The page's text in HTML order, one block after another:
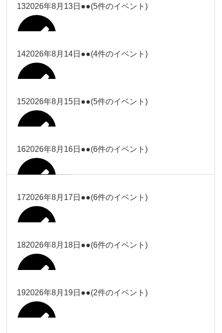
関谷
関谷（17-
19時）
関谷（17-19時）
院長
Close Close
2026年8月1日
関谷（17-
19時）
関谷（17-19時）
院長
Close Close
2026年8月2日
武井
関谷（17-
19時）
関谷（17-19時）
院長
Close Close
2026年8月3日
松本
Close
2026年8月4日
Close
関谷（17-19時）
2026年8月6日
院長
院長
Close
武井
2026年8月7日
関谷（17-
Close
関谷（17-19時）
2026年8月7日
2026年8月8日
Close
武井
2026年8月8日
関谷（17-
Close
関谷（17-19時）
2026年8月8日
Close Close
塩川
2026年8月9日
大西
大西
小林
Close
2026年8月9日
松本（9時
ー18時）
Close Close
松本（9時ー18時）
2026年8月10日
Close
武井
2026年8月10日
関谷（17-
Close Close
塩川（9時ー18時）
2026年8月11日
小林
Close Close
小林
2026年8月11日
時ー19
時）
松本（17時ー19時）
塩川
塩川
松本
Close Close
松本
2026年8月12日
132026年8月13日 ●●(5件のイベント)
塩川
塩川
Close Close
大西
2026年8月13日
武井
142026年8月14日 ●●(4件のイベント)
塩川
塩川
松本（9時
ー18時）
Close Close
松本（9時ー18時）
2026年8月14日
152026年8月15日 ●●(5件のイベント)
冨田（9時
Close Close
冨田（9時ー18時）
2026年8月15日
小林
Close Close
162026年8月16日 ●●(6件のイベント)
大西
大西
172026年8月17日 ●●(6件のイベント)
塩川
塩川
182026年8月18日 ●●(6件のイベント)
冨田（17
192026年8月19日 ●●(2件のイベント)